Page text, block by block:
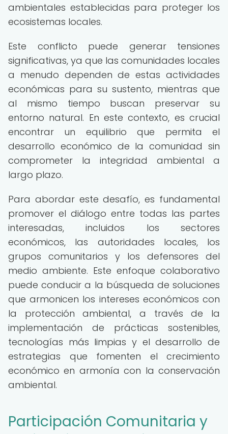
ambientales establecidas para proteger los
ecosistemas locales.
Este conflicto puede generar tensiones
significativas, ya que las comunidades locales
a menudo dependen de estas actividades
económicas para su sustento, mientras que
al mismo tiempo buscan preservar su
entorno natural. En este contexto, es crucial
encontrar un equilibrio que permita el
desarrollo económico de la comunidad sin
comprometer la integridad ambiental a
largo plazo.
Para abordar este desafío, es fundamental
promover el diálogo entre todas las partes
interesadas, incluidos los sectores
económicos, las autoridades locales, los
grupos comunitarios y los defensores del
medio ambiente. Este enfoque colaborativo
puede conducir a la búsqueda de soluciones
que armonicen los intereses económicos con
la protección ambiental, a través de la
implementación de prácticas sostenibles,
tecnologías más limpias y el desarrollo de
estrategias que fomenten el crecimiento
económico en armonía con la conservación
ambiental.
Participación Comunitaria y